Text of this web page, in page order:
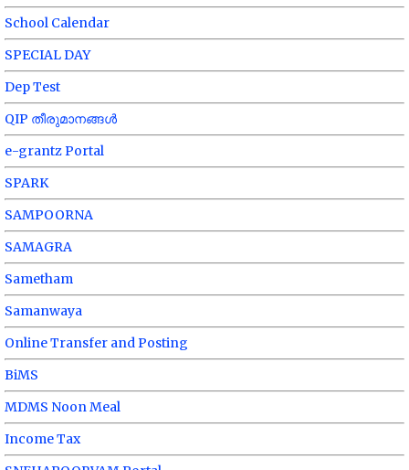
School Calendar
SPECIAL DAY
Dep Test
QIP തീരുമാനങ്ങൾ
e-grantz Portal
SPARK
SAMPOORNA
SAMAGRA
Sametham
Samanwaya
Online Transfer and Posting
BiMS
MDMS Noon Meal
Income Tax